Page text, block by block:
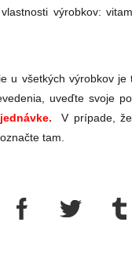
výrobkov:
u všetkých výrobkov je
uveďte svoje
V prípade,
tam.